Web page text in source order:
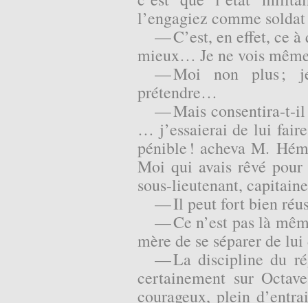
l’engagiez comme soldat
— C’est, en effet, ce
mieux… Je ne vois
— Moi non plus ;
prétendre…
— Mais consentira-t-il
… j’essaierai de lui
pénible ! acheva M.
Moi qui avais rêvé
sous-lieutenant,
— Il peut fort bien
— Ce n’est pas là
mère de se séparer de
— La discipline du
certainement sur
courageux, plein